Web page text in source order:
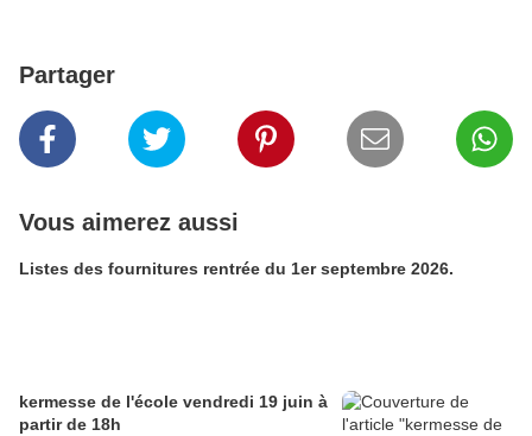
Partager
Vous aimerez aussi
Listes des fournitures rentrée du 1er septembre 2026.
kermesse de l'école vendredi 19 juin à
partir de 18h